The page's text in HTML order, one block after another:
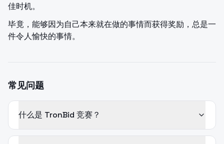
佳时机。
毕竟，能够因为自己本来就在做的事情而获得奖励，总是一
件令人愉快的事情。
常见问题
什么是 TronBid 竞赛？